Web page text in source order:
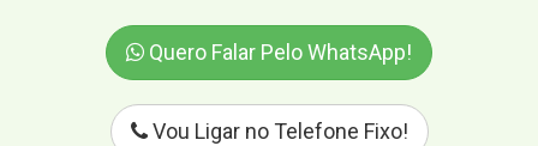
Quero Falar Pelo WhatsApp!
Vou Ligar no Telefone Fixo!